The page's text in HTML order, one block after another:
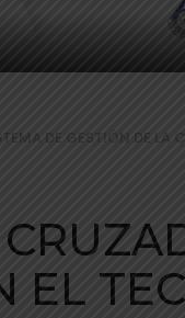
DE GESTIÓN DE LA
EL